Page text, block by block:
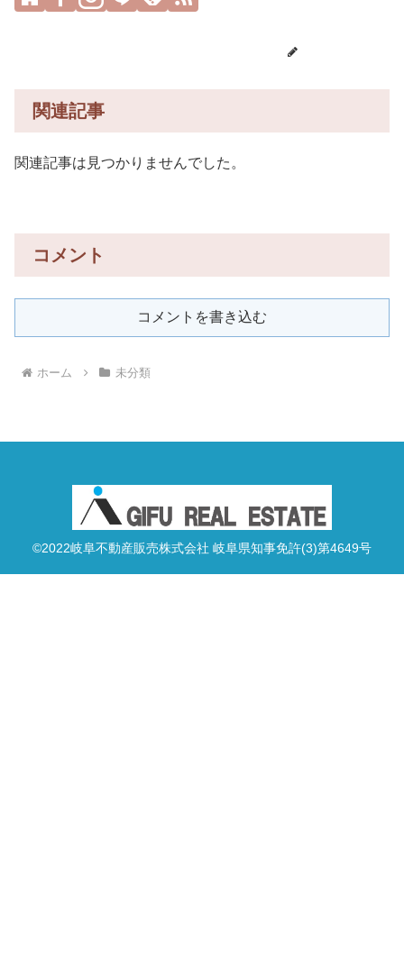
関連記事
関連記事は見つかりませんでした。
コメント
コメントを書き込む
ホーム 未分類
©2022岐阜不動産販売株式会社 岐阜県知事免許(3)第4649号